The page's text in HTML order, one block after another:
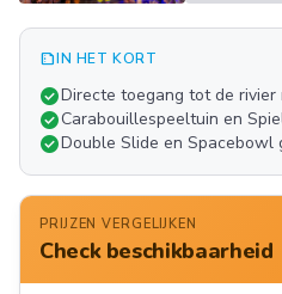
summarizeIN HET KORT
check_circleDirecte toegang tot de
check_circleCarabouillespeeltuin en
check_circleDouble Slide en Spacebowl
PRIJZEN VERGELIJKEN
Check beschikbaarheid